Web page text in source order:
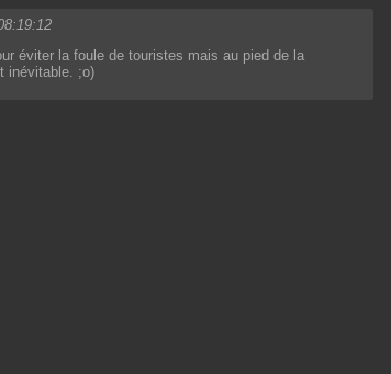
éviter la foule de touristes mais au pied de la
inévitable. ;o)